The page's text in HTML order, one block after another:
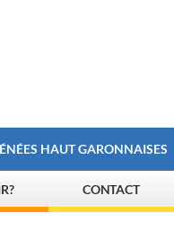
HAUT GARONNAISES
CONTACT